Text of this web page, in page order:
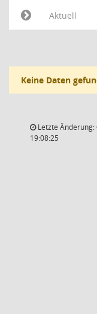
Aktuell
Keine Daten
Letzte Änderung:
19:08:25